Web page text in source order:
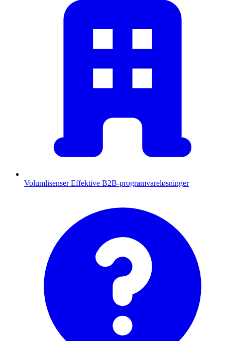
Volumlisenser Effektive B2B-programvareløsninger